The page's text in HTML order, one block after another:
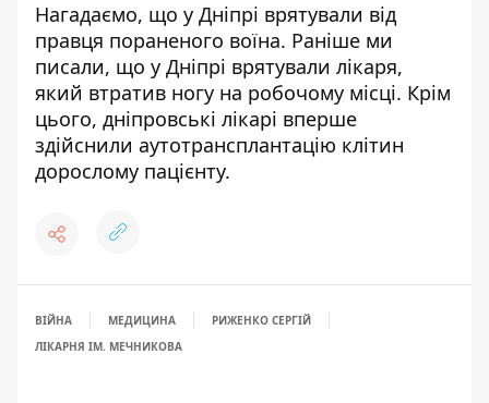
Нагадаємо, що у Дніпрі врятували від
правця пораненого воїна. Раніше ми
писали, що у Дніпрі врятували лікаря,
який втратив ногу на робочому місці. Крім
цього, дніпровські лікарі вперше
здійснили аутотрансплантацію клітин
дорослому пацієнту.
ВІЙНА МЕДИЦИНА
РИЖЕНКО СЕРГІЙ
ЛІКАРНЯ ІМ. МЕЧНИКОВА